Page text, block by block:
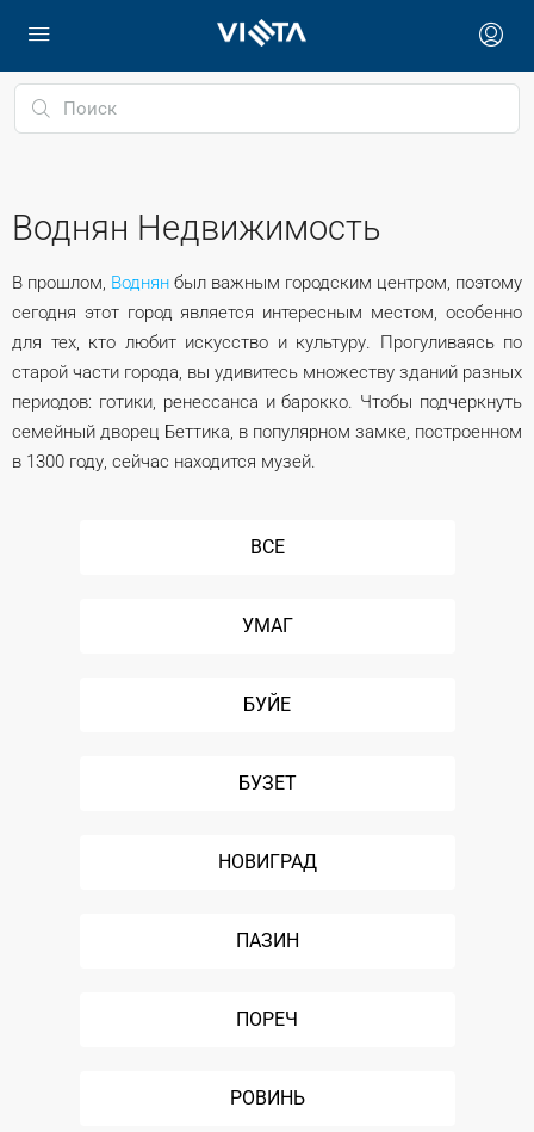
Воднян Недвижимость
В прошлом, Воднян был важным городским центром, поэтому
сегодня этот город является интересным местом, особенно
для тех, кто любит искусство и культуру. Прогуливаясь по
старой части города, вы удивитесь множеству зданий разных
периодов: готики, ренессанса и барокко. Чтобы подчеркнуть
семейный дворец Беттика, в популярном замке, построенном
в 1300 году, сейчас находится музей.
ВСЕ
УМАГ
БУЙЕ
БУЗЕТ
НОВИГРАД
ПАЗИН
ПОРЕЧ
РОВИНЬ